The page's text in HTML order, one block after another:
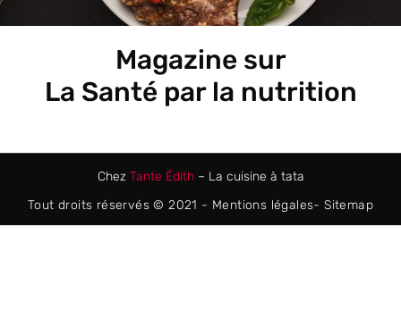
Magazine sur
La Santé par la nutrition
Chez Tante Édith – La cuisine à tata
Tout droits réservés © 2021 - Mentions légales-Sitemap